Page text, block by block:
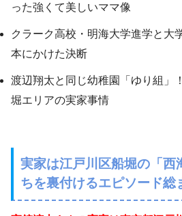
った強くて美しいママ像
クラーク高校・明海大学進学と大
本にかけた決断
渡辺翔太と同じ幼稚園「ゆり組」
堀エリアの実家事情
実家は江戸川区船堀の「西
ちを裏付けるエピソード総